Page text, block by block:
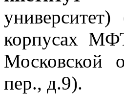
корпусах
Московской
пер., д.9).